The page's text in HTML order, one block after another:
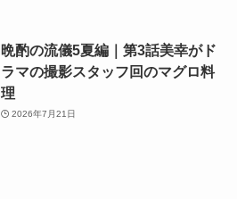
晩酌の流儀5夏編｜第3話美幸がド
ラマの撮影スタッフ回のマグロ料
理
2026年7月21日